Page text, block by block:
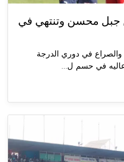
جبل محسن وتنتهي في
والصراع في دوري الدرجة
عاليه في حسم ل...